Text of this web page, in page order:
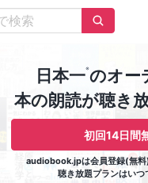
日本一※のオー
本の朗読が聴き
初回14日間
audiobook.jpは会員登録(無料)
聴き放題プランはいつ